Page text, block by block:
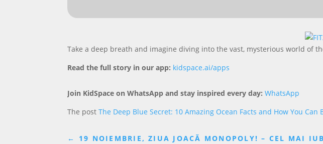
Take a deep breath and imagine diving into the vast, mysterious world of
Read the full story in our app: kidspace.ai/apps
Join KidSpace on WhatsApp and stay inspired every day: WhatsApp
The postThe Deep Blue Secret: 10 Amazing Ocean Facts and How You Can
← 19 NOIEMBRIE, ZIUA JOACĂ MONOPOLY! – CEL MAI